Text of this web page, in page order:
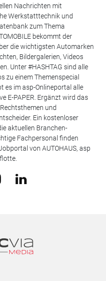
Nachrichten mit
Werkstatttechnik und
zum Thema
bekommt der
die wichtigsten Automarken
Bildergalerien, Videos
Unter #HASHTAG sind alle
zu einem Themenspecial
es im asp-Onlineportal alle
E-PAPER. Ergänzt wird das
und
Ein kostenloser
aktuellen Branchen-
Fachpersonal finden
von AUTOHAUS, asp